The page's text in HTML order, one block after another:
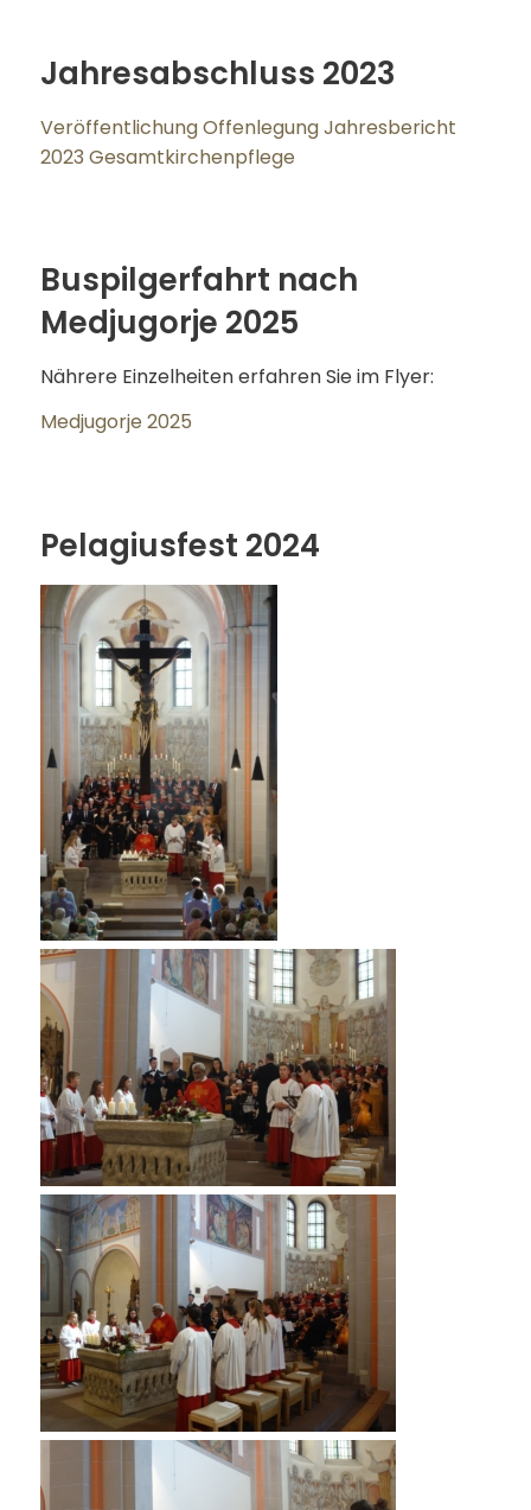
Jahresabschluss 2023
Veröffentlichung Offenlegung Jahresbericht
2023 Gesamtkirchenpflege
Buspilgerfahrt nach
Medjugorje 2025
Nährere Einzelheiten erfahren Sie im Flyer:
Medjugorje 2025
Pelagiusfest 2024